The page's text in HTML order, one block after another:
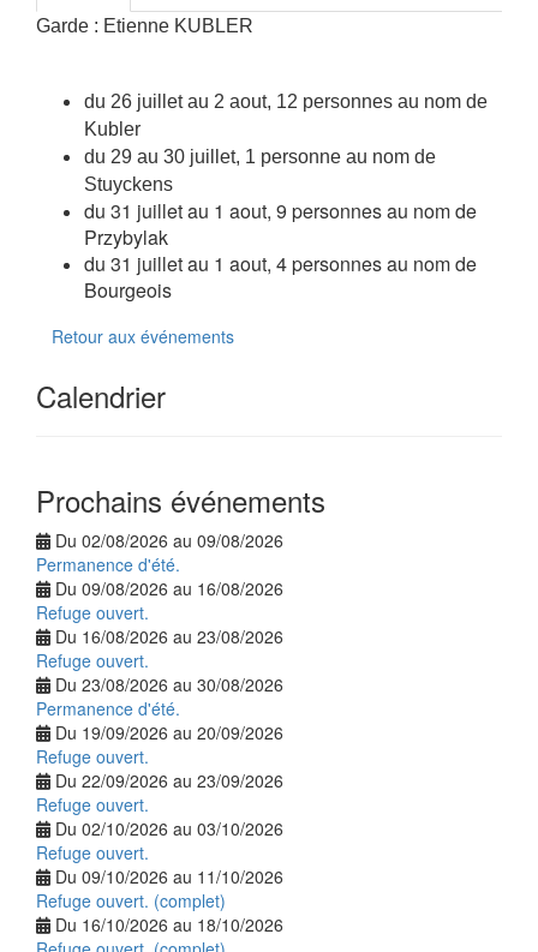
Garde : Etienne KUBLER
du 26 juillet au 2 aout, 12 personnes au nom de
Kubler
du 29 au 30 juillet, 1 personne au nom de
Stuyckens
du 31 juillet au 1 aout, 9 personnes au nom de
Przybylak
du 31 juillet au 1 aout, 4 personnes au nom de
Bourgeois
Retour aux événements
Calendrier
Prochains événements
Du 02/08/2026 au 09/08/2026
Permanence d'été.
Du 09/08/2026 au 16/08/2026
Refuge ouvert.
Du 16/08/2026 au 23/08/2026
Refuge ouvert.
Du 23/08/2026 au 30/08/2026
Permanence d'été.
Du 19/09/2026 au 20/09/2026
Refuge ouvert.
Du 22/09/2026 au 23/09/2026
Refuge ouvert.
Du 02/10/2026 au 03/10/2026
Refuge ouvert.
Du 09/10/2026 au 11/10/2026
Refuge ouvert. (complet)
Du 16/10/2026 au 18/10/2026